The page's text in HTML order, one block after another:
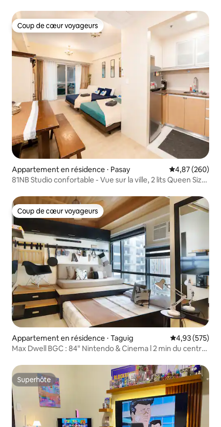
Coup de cœur voyageurs
Coup de cœur voyageurs
Appartement en résidence ⋅ Pasay Évaluation
4,87 (260)
81NB Studio confortable - Vue sur la ville, 2 lits Queen Size,
Coup de cœur voyageurs
Coup de cœur voyageurs
Appartement en résidence ⋅ Taguig Évaluation
4,93 (575)
Max Dwell BGC : 84" Nintendo & Cinema l 2 min du centre
Superhôte
Superhôte